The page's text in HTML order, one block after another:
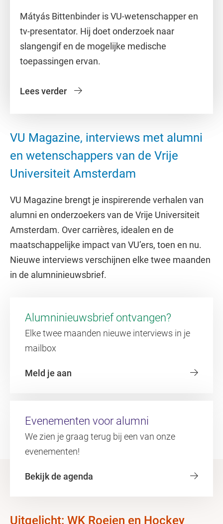
Mátyás Bittenbinder is VU-wetenschapper en
tv-presentator. Hij doet onderzoek naar
slangengif en de mogelijke medische
toepassingen ervan.
Lees verder
VU Magazine, interviews met alumni
en wetenschappers van de Vrije
Universiteit Amsterdam
VU Magazine brengt je inspirerende verhalen van
alumni en onderzoekers van de Vrije Universiteit
Amsterdam. Over carrières, idealen en de
maatschappelijke impact van VU’ers, toen en nu.
Nieuwe interviews verschijnen elke twee maanden
in de alumninieuwsbrief.
Alumninieuwsbrief ontvangen?
Elke twee maanden nieuwe interviews in je
mailbox
Meld je aan
Evenementen voor alumni
We zien je graag terug bij een van onze
evenementen!
Bekijk de agenda
Uitgelicht: WK Roeien en Hockey